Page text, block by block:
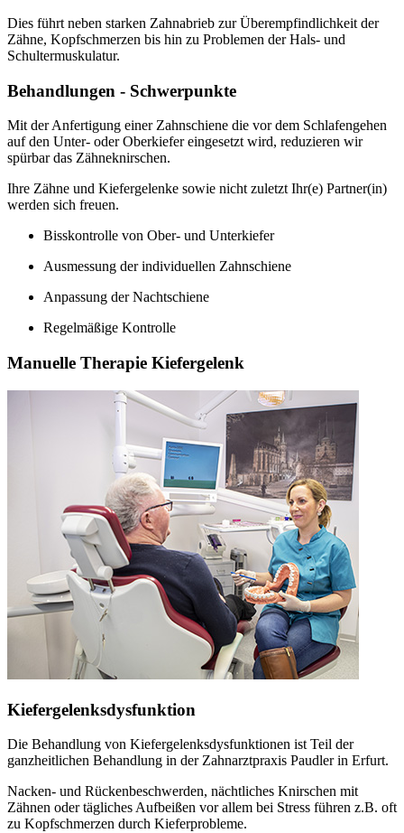
Dies führt neben starken Zahnabrieb zur Überempfindlichkeit der
Zähne, Kopfschmerzen bis hin zu Problemen der Hals- und
Schultermuskulatur.
Behandlungen - Schwerpunkte
Mit der Anfertigung einer Zahnschiene die vor dem Schlafengehen
auf den Unter- oder Oberkiefer eingesetzt wird, reduzieren wir
spürbar das Zähneknirschen.
Ihre Zähne und Kiefergelenke sowie nicht zuletzt Ihr(e) Partner(in)
werden sich freuen.
Bisskontrolle von Ober- und Unterkiefer
Ausmessung der individuellen Zahnschiene
Anpassung der Nachtschiene
Regelmäßige Kontrolle
Manuelle Therapie Kiefergelenk
Kiefergelenksdysfunktion
Die Behandlung von Kiefergelenksdysfunktionen ist Teil der
ganzheitlichen Behandlung in der Zahnarztpraxis Paudler in Erfurt.
Nacken- und Rückenbeschwerden, nächtliches Knirschen mit
Zähnen oder tägliches Aufbeißen vor allem bei Stress führen z.B. oft
zu Kopfschmerzen durch Kieferprobleme.